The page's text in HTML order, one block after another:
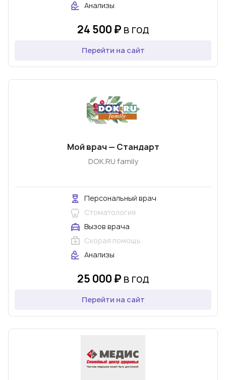
Анализы
24 500 ₽ в год
Перейти на сайт
Мой врач — Стандарт
DOK.RU family
Персональный врач
Стоматология
Вызов врача
Скорая помощь
Анализы
25 000 ₽ в год
Перейти на сайт